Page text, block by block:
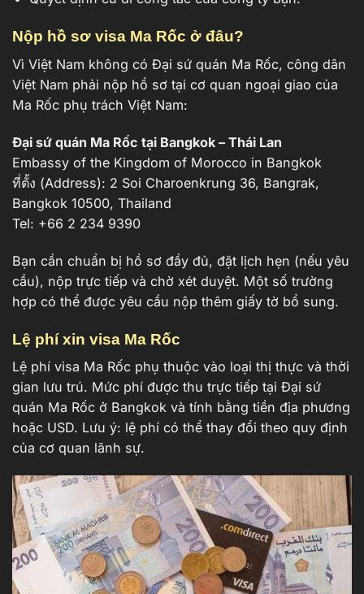
Nộp hồ sơ visa Ma Rốc ở đâu?
Vì Việt Nam không có Đại sứ quán Ma Rốc, công dân
Việt Nam phải nộp hồ sơ tại cơ quan ngoại giao của
Ma Rốc phụ trách Việt Nam:
Đại sứ quán Ma Rốc tại Bangkok – Thái Lan
Embassy of the Kingdom of Morocco in Bangkok
ที่ตั้ง (Address): 2 Soi Charoenkrung 36, Bangrak,
Bangkok 10500, Thailand
Tel: +66 2 234 9390
Bạn cần chuẩn bị hồ sơ đầy đủ, đặt lịch hẹn (nếu yêu
cầu), nộp trực tiếp và chờ xét duyệt. Một số trường
hợp có thể được yêu cầu nộp thêm giấy tờ bổ sung.
Lệ phí xin visa Ma Rốc
Lệ phí visa Ma Rốc phụ thuộc vào loại thị thực và thời
gian lưu trú. Mức phí được thu trực tiếp tại Đại sứ
quán Ma Rốc ở Bangkok và tính bằng tiền địa phương
hoặc USD. Lưu ý: lệ phí có thể thay đổi theo quy định
của cơ quan lãnh sự.